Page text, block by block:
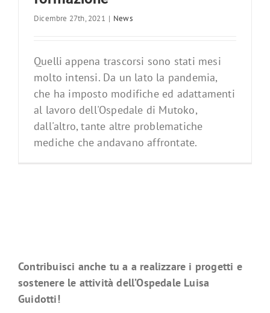
Dicembre 27th, 2021 | News
Quelli appena trascorsi sono stati mesi
molto intensi. Da un lato la pandemia,
che ha imposto modifiche ed adattamenti
al lavoro dell'Ospedale di Mutoko,
dall'altro, tante altre problematiche
mediche che andavano affrontate.
Contribuisci anche tu a a realizzare i progetti e
sostenere le attività dell’Ospedale Luisa
Guidotti!